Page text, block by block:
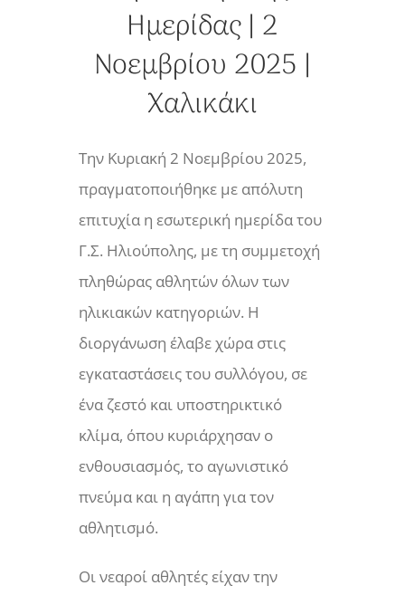
Ημερίδας | 2
Νοεμβρίου 2025 |
Χαλικάκι
Την Κυριακή 2 Νοεμβρίου 2025,
πραγματοποιήθηκε με απόλυτη
επιτυχία η εσωτερική ημερίδα του
Γ.Σ. Ηλιούπολης, με τη συμμετοχή
πληθώρας αθλητών όλων των
ηλικιακών κατηγοριών. Η
διοργάνωση έλαβε χώρα στις
εγκαταστάσεις του συλλόγου, σε
ένα ζεστό και υποστηρικτικό
κλίμα, όπου κυριάρχησαν ο
ενθουσιασμός, το αγωνιστικό
πνεύμα και η αγάπη για τον
αθλητισμό.
Οι νεαροί αθλητές είχαν την